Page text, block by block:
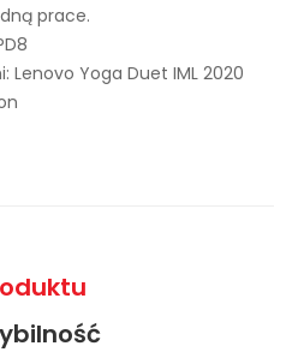
prace.
Yoga Duet IML 2020